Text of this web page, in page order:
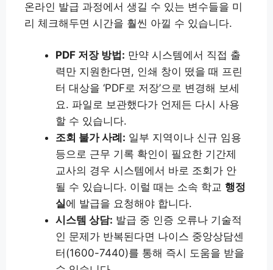
온라인 발급 과정에서 생길 수 있는 변수들을 미
리 체크해두면 시간을 훨씬 아낄 수 있습니다.
PDF 저장 방법: 만약 시스템에서 직접 출
력만 지원한다면, 인쇄 창이 떴을 때 프린
터 대상을 ‘PDF로 저장’으로 변경해 보세
요. 파일로 보관했다가 언제든 다시 사용
할 수 있습니다.
조회 불가 사례: 일부 지역이나 신규 임용
등으로 근무 기록 확인이 필요한 기간제
교사의 경우 시스템에서 바로 조회가 안
될 수 있습니다. 이럴 때는 소속 학교 행정
실에 발급을 요청해야 합니다.
시스템 상담: 발급 중 인증 오류나 기술적
인 문제가 반복된다면 나이스 중앙상담센
터(1600-7440)를 통해 즉시 도움을 받을